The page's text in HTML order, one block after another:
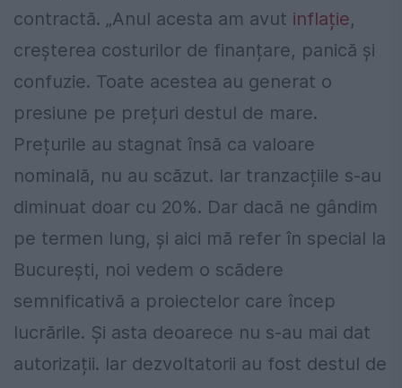
contractă. „Anul acesta am avut inflație,
creșterea costurilor de finanțare, panică și
confuzie. Toate acestea au generat o
presiune pe prețuri destul de mare.
Prețurile au stagnat însă ca valoare
nominală, nu au scăzut. Iar tranzacțiile s-au
diminuat doar cu 20%. Dar dacă ne gândim
pe termen lung, și aici mă refer în special la
București, noi vedem o scădere
semnificativă a proiectelor care încep
lucrările. Și asta deoarece nu s-au mai dat
autorizații. Iar dezvoltatorii au fost destul de